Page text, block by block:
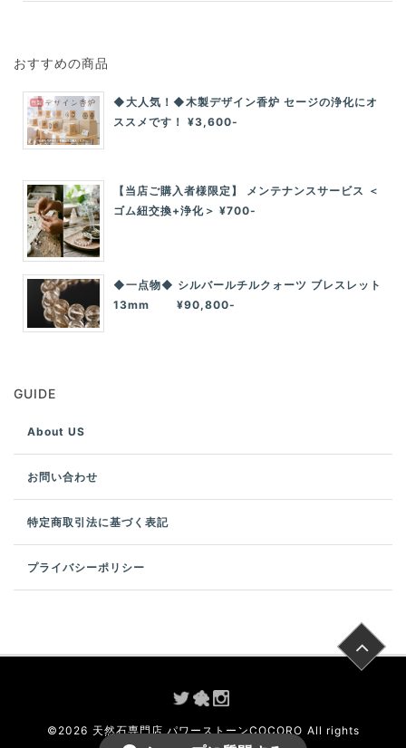
おすすめの商品
◆大人気！◆木製デザイン香炉 セージの浄化にオ
ススメです！ ¥3,600-
【当店ご購入者様限定】 メンテナンスサービス ＜
ゴム紐交換+浄化＞ ¥700-
◆一点物◆ シルバールチルクォーツ ブレスレット
13mm ¥90,800-
GUIDE
About US
お問い合わせ
特定商取引法に基づく表記
プライバシーポリシー
© 2026 天然石専門店 パワーストーンCOCORO All rights